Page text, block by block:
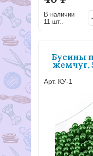
В наличии
11 шт..
Бусины
жемчуг,
Арт. КУ-1